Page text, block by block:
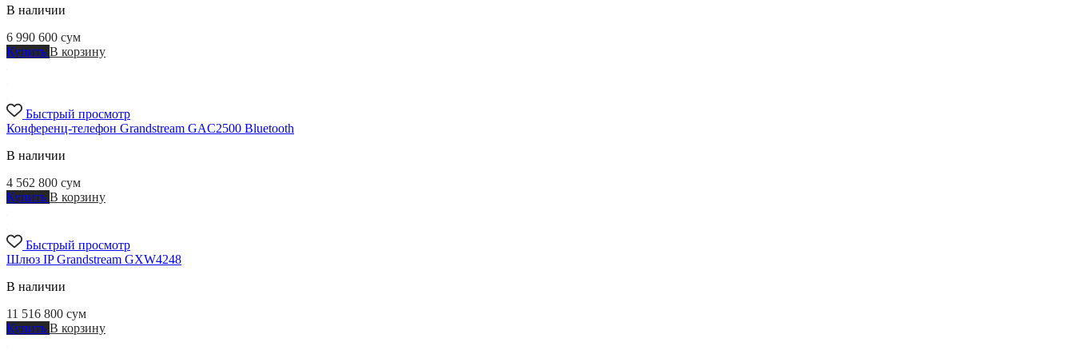
В наличии
6 990 600 сум
Купить В корзину
Быстрый просмотр
Конференц-телефон Grandstream GAC2500 Bluetooth
В наличии
4 562 800 сум
Купить В корзину
Быстрый просмотр
Шлюз IP Grandstream GXW4248
В наличии
11 516 800 сум
Купить В корзину